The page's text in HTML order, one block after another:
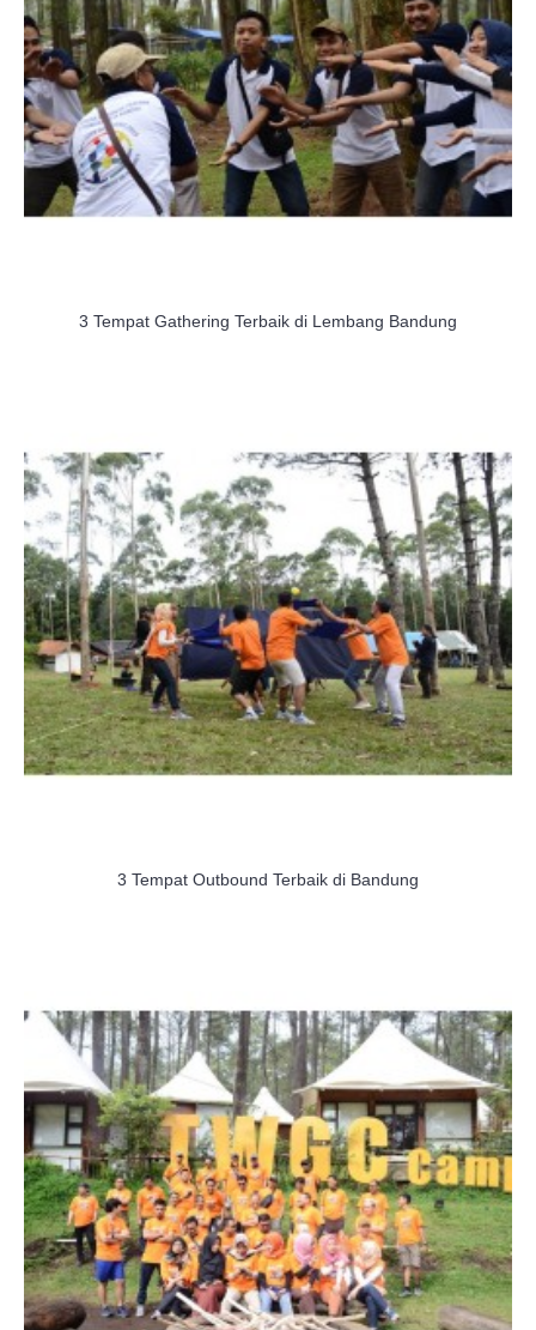
3 Tempat Gathering Terbaik di Lembang Bandung
3 Tempat Outbound Terbaik di Bandung